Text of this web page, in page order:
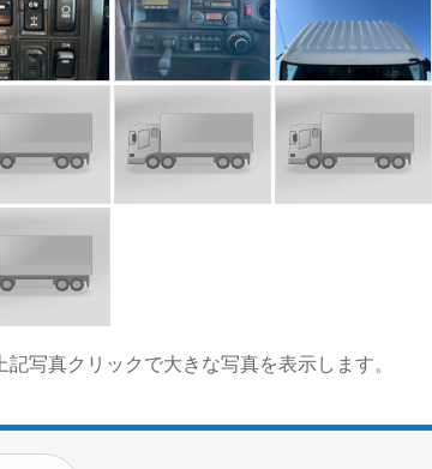
記写真クリックで大きな写真を表示します。